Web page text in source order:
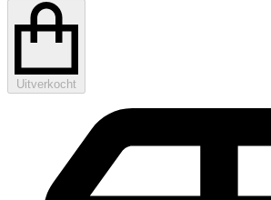
Uitverkocht